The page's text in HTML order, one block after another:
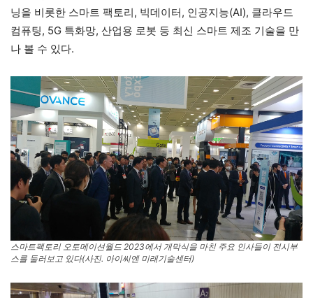
닝을 비롯한 스마트 팩토리, 빅데이터, 인공지능(AI), 클라우드
컴퓨팅, 5G 특화망, 산업용 로봇 등 최신 스마트 제조 기술을 만
나 볼 수 있다.
스마트팩토리 오토메이션월드 2023에서 개막식을 마친 주요 인사들이 전시부
스를 둘러보고 있다(사진. 아이씨엔 미래기술센터)